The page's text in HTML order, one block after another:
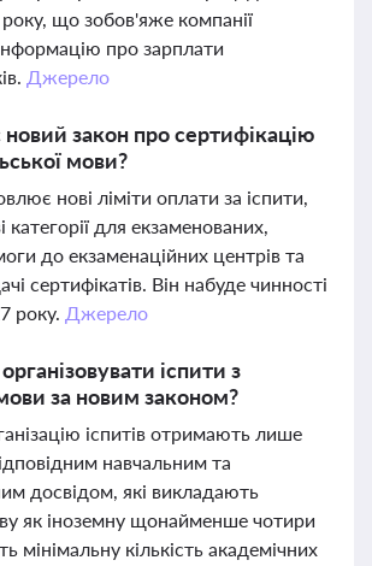
що зобов'яже компанії
про зарплати
Джерело
закон про сертифікацію
мови?
нові ліміти оплати за іспити,
категорії для екзаменованих,
до екзаменаційних центрів та
сертифікатів. Він набуде чинності
року. Джерело
іспити з
за новим законом?
іспитів отримають лише
навчальним та
досвідом, які викладають
як іноземну щонайменше чотири
мінімальну кількість академічних